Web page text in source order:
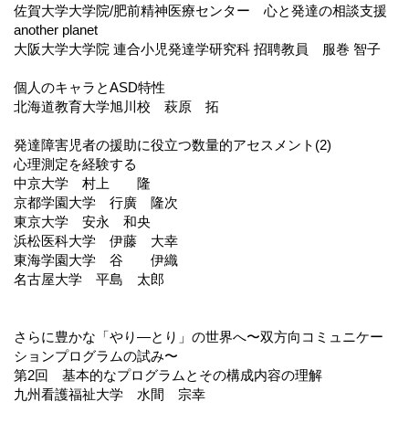
佐賀大学大学院/肥前精神医療センター 心と発達の相談支援
another planet
大阪大学大学院 連合小児発達学研究科 招聘教員 服巻 智子
個人のキャラとASD特性
北海道教育大学旭川校 萩原 拓
発達障害児者の援助に役立つ数量的アセスメント(2)
心理測定を経験する
中京大学 村上 隆
京都学園大学 行廣 隆次
東京大学 安永 和央
浜松医科大学 伊藤 大幸
東海学園大学 谷 伊織
名古屋大学 平島 太郎
さらに豊かな「やり―とり」の世界へ〜双方向コミュニケー
ションプログラムの試み〜
第2回 基本的なプログラムとその構成内容の理解
九州看護福祉大学 水間 宗幸